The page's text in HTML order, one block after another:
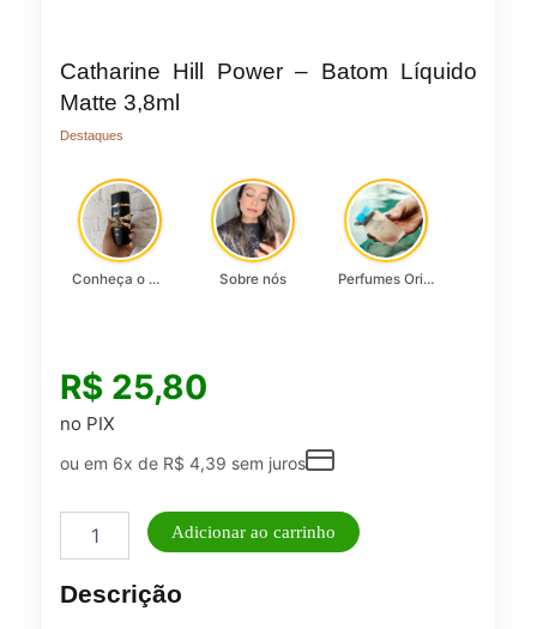
Catharine Hill Power – Batom Líquido
Matte 3,8ml
Destaques
Conheça o Asad, da Lattafa… Sobre nós Perfumes Originais
R$ 25,80
no PIX
ou em 6x de R$ 4,39 sem juros
-
Adicionar ao carrinho
Descrição